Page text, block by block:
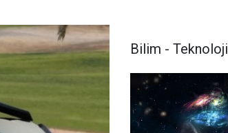
Bilim - Teknoloji